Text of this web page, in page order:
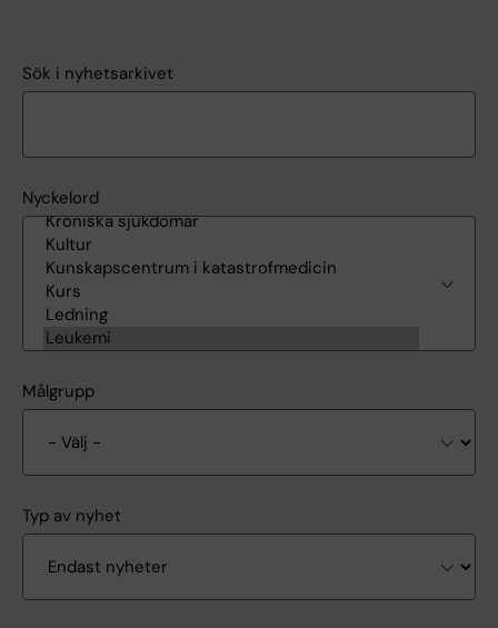
Sök i nyhetsarkivet
Nyckelord
Målgrupp
Typ av nyhet